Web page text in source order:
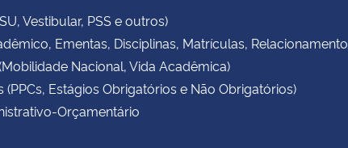
Vestibular, PSS e outros)
Ementas, Disciplinas, Matrículas, Relacionamento
Nacional, Vida Acadêmica)
Estágios Obrigatórios e Não Obrigatórios)
Orçamentário